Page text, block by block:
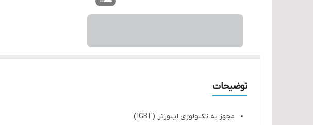
توضیحات
مجهز به تکنولوژی اینورتر (IGBT)